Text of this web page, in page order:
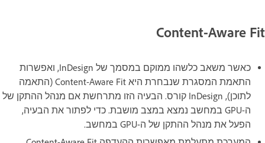
Content-Aware Fit
כאשר משאב כלשהו ממוקם במסמך של InDesign, ואפשרות
התאמת המסגרת שנבחרת היא Content-Aware Fit (התאמה
לתוכן), InDesign קורס. הבעיה הזו מתרחשת אם מנהל ההתקן של
ה-GPU במחשב נמצא במצב מושבת. כדי לפתור את הבעיה,
הפעל את מנהל ההתקן של ה-GPU במחשב.